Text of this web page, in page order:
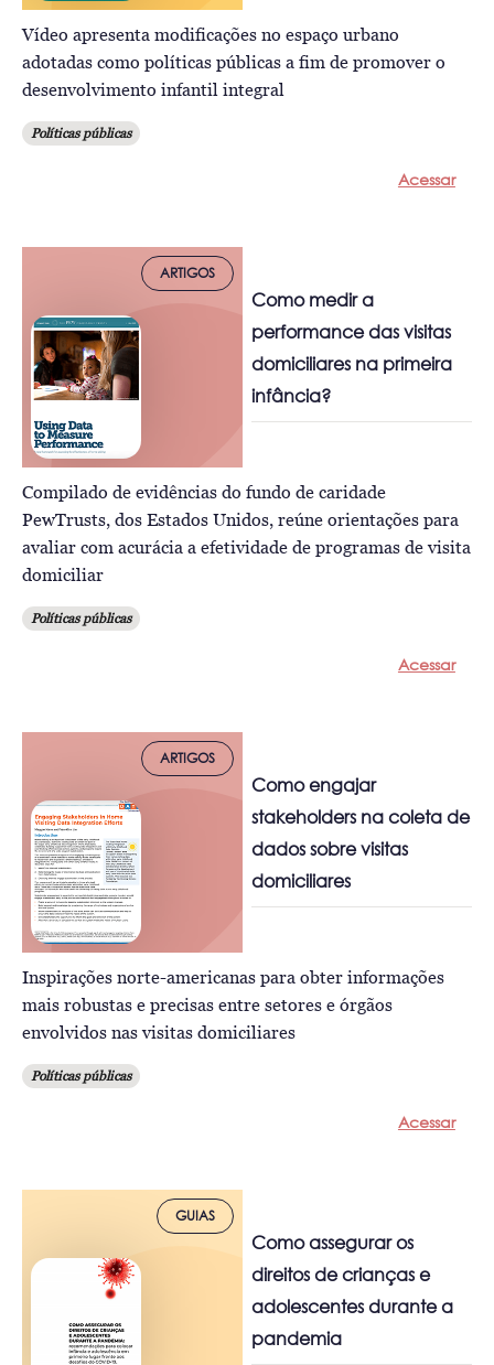
Vídeo apresenta modificações no espaço urbano
adotadas como políticas públicas a fim de promover o
desenvolvimento infantil integral
Políticas públicas
Acessar
ARTIGOS
Como medir a
performance das visitas
domiciliares na primeira
infância?
Compilado de evidências do fundo de caridade
PewTrusts, dos Estados Unidos, reúne orientações para
avaliar com acurácia a efetividade de programas de visita
domiciliar
Políticas públicas
Acessar
ARTIGOS
Como engajar
stakeholders na coleta de
dados sobre visitas
domiciliares
Inspirações norte-americanas para obter informações
mais robustas e precisas entre setores e órgãos
envolvidos nas visitas domiciliares
Políticas públicas
Acessar
GUIAS
Como assegurar os
direitos de crianças e
adolescentes durante a
pandemia